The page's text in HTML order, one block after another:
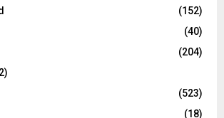
(152)
(40)
(204)
(523)
(18)